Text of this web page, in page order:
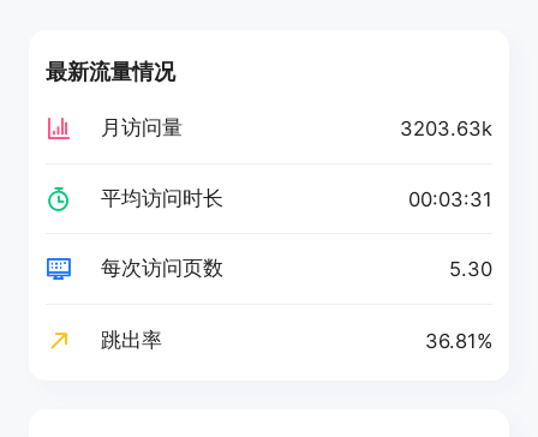
最新流量情况
月访问量 3203.63k
平均访问时长 00:03:31
每次访问页数 5.30
跳出率 36.81%